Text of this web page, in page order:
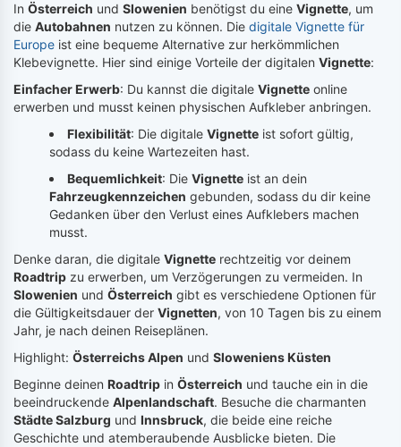
In Österreich und Slowenien benötigst du eine Vignette, um
die Autobahnen nutzen zu können. Die digitale Vignette für
Europe ist eine bequeme Alternative zur herkömmlichen
Klebevignette. Hier sind einige Vorteile der digitalen Vignette:
Einfacher Erwerb: Du kannst die digitale Vignette online
erwerben und musst keinen physischen Aufkleber anbringen.
Flexibilität: Die digitale Vignette ist sofort gültig,
sodass du keine Wartezeiten hast.
Bequemlichkeit: Die Vignette ist an dein
Fahrzeugkennzeichen gebunden, sodass du dir keine
Gedanken über den Verlust eines Aufklebers machen
musst.
Denke daran, die digitale Vignette rechtzeitig vor deinem
Roadtrip zu erwerben, um Verzögerungen zu vermeiden. In
Slowenien und Österreich gibt es verschiedene Optionen für
die Gültigkeitsdauer der Vignetten, von 10 Tagen bis zu einem
Jahr, je nach deinen Reiseplänen.
Highlight: Österreichs Alpen und Sloweniens Küsten
Beginne deinen Roadtrip in Österreich und tauche ein in die
beeindruckende Alpenlandschaft. Besuche die charmanten
Städte Salzburg und Innsbruck, die beide eine reiche
Geschichte und atemberaubende Ausblicke bieten. Die